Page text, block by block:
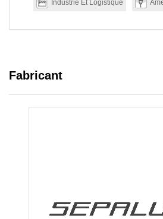
Industrie Et Logistique
Fabricant